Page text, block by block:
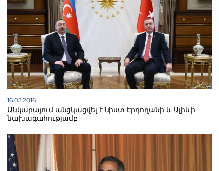
16.03.2016
Անկարայում անցկացվել է նիստ Էրդողանի և Ալիևի
նախագահությամբ